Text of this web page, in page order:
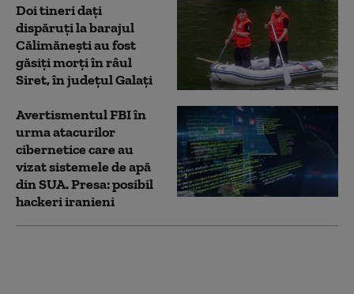
Doi tineri dați
dispăruți la barajul
Călimănești au fost
găsiți morți în râul
Siret, în județul Galați
Avertismentul FBI în
urma atacurilor
cibernetice care au
vizat sistemele de apă
din SUA. Presa: posibil
hackeri iranieni